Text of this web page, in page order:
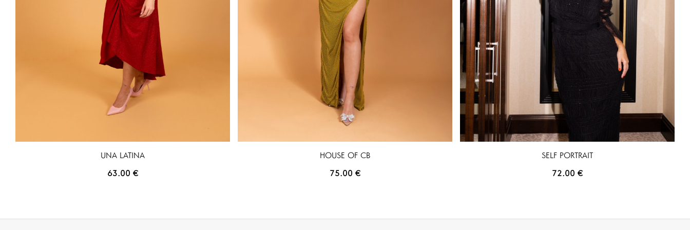
UNA LATINA
63.00 €
HOUSE OF CB
75.00 €
SELF PORTRAIT
72.00 €